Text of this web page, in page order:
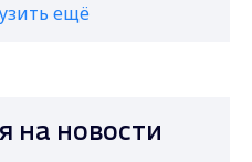
ещё
на новости